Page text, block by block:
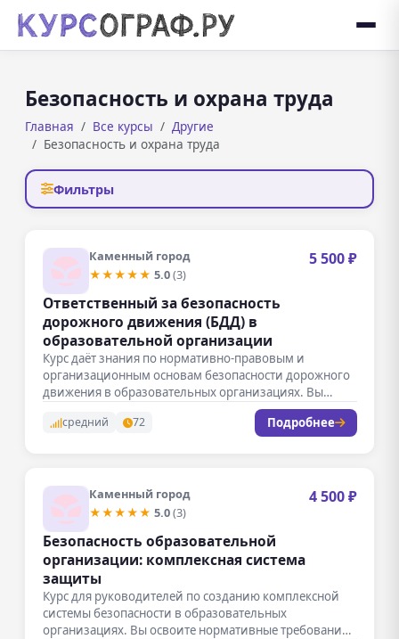
Безопасность и охрана труда
Главная Все курсы
Другие
Безопасность и охрана труда
Фильтры
Каменный город
★★★★★ 5.0(3)
5 500 ₽
Ответственный за безопасность
дорожного движения (БДД) в
образовательной организации
Курс даёт знания по нормативно-правовым и
организационным основам безопасности дорожного
движения в образовательных организациях. Вы
научитесь разрабатывать программы…
средний 72 Подробнее
Каменный город
★★★★★ 5.0(3)
4 500 ₽
Безопасность образовательной
организации: комплексная система
защиты
Курс для руководителей по созданию комплексной
системы безопасности в образовательных
организациях. Вы освоите нормативные требования,